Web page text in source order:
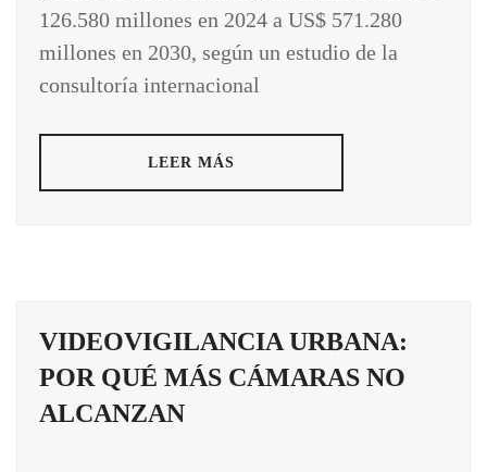
126.580 millones en 2024 a US$ 571.280
millones en 2030, según un estudio de la
consultoría internacional
LEER MÁS
VIDEOVIGILANCIA URBANA:
POR QUÉ MÁS CÁMARAS NO
ALCANZAN